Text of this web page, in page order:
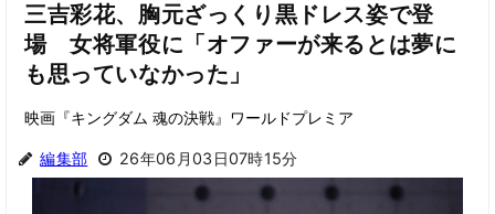
三吉彩花、胸元ざっくり黒ドレス姿で登
場 女将軍役に「オファーが来るとは夢に
も思っていなかった」
映画『キングダム 魂の決戦』ワールドプレミア
編集部 26年06月03日07時15分